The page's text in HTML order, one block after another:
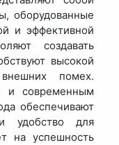
оборудованные
и эффективной
создавать
высокой
помех.
и современным
обеспечивают
удобство для
на успешность